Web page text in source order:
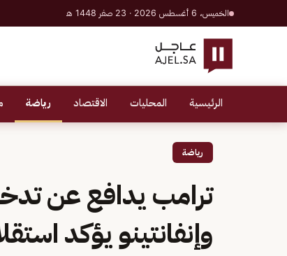
الخميس، 6 أغسطس 2026 · 23 صفر 1448 هـ
الرئيسية المحليات الاقتصاد رياضة
رياضة
ترامب يدافع عن
وإنفانتينو يؤكد